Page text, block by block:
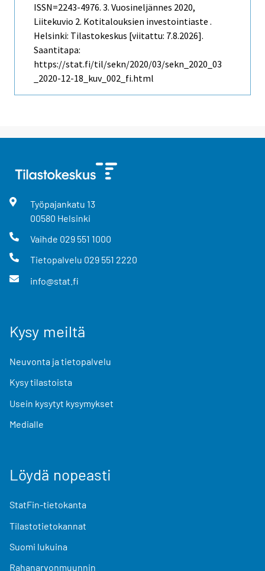
ISSN=2243-4976. 3. Vuosineljännes 2020,
Liitekuvio 2. Kotitalouksien investointiaste .
Helsinki: Tilastokeskus [viitattu: 7.8.2026].
Saantitapa:
https://stat.fi/til/sekn/2020/03/sekn_2020_03
_2020-12-18_kuv_002_fi.html
Työpajankatu 13
00580 Helsinki
Vaihde 029 551 1000
Tietopalvelu 029 551 2220
info@stat.fi
Kysy meiltä
Neuvonta ja tietopalvelu
Kysy tilastoista
Usein kysytyt kysymykset
Medialle
Löydä nopeasti
StatFin-tietokanta
Tilastotietokannat
Suomi lukuina
Rahanarvonmuunnin